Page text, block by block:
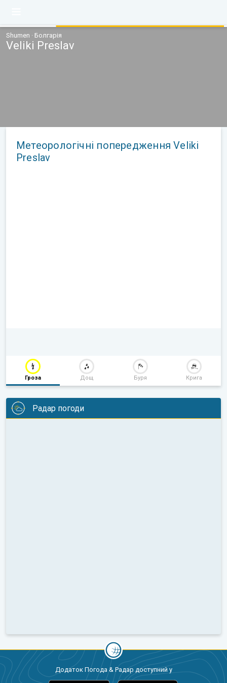
Shumen · Болгарія
Veliki Preslav
Метеорологічні попередження Veliki
Preslav
Гроза Дощ Буря Крига
Радар погоди
Додаток Погода & Радар доступний у